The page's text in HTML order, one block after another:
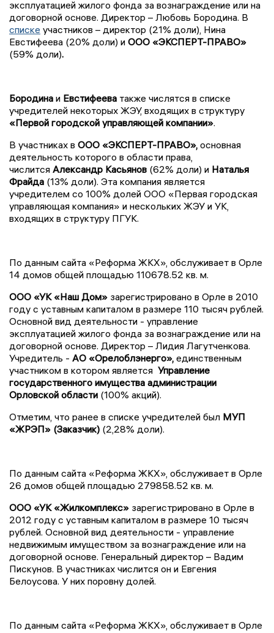
эксплуатацией жилого фонда за вознаграждение или на
договорной основе. Директор – Любовь Бородина. В
списке участников – директор (21% доли), Нина
Евстифеева (20% доли) и ООО «ЭКСПЕРТ-ПРАВО»
(59% доли).
Бородина и Евстифеева также числятся в списке
учредителей некоторых ЖЭУ, входящих в структуру
«Первой городской управляющей компании».
В участниках в ООО «ЭКСПЕРТ-ПРАВО», основная
деятельность которого в области права,
числится Александр Касьянов (62% доли) и Наталья
Фрайда (13% доли). Эта компания является
учредителем со 100% долей ООО «Первая городская
управляющая компания» и нескольких ЖЭУ и УК,
входящих в структуру ПГУК.
По данным сайта «Реформа ЖКХ», обслуживает в Орле
14 домов общей площадью 110678.52 кв. м.
ООО «УК «Наш Дом» зарегистрировано в Орле в 2010
году с уставным капиталом в размере 110 тысяч рублей.
Основной вид деятельности - управление
эксплуатацией жилого фонда за вознаграждение или на
договорной основе. Директор – Лидия Лагутченкова.
Учредитель - АО «Орелоблэнерго», единственным
участником в котором является Управление
государственного имущества администрации
Орловской области (100% акций).
Отметим, что ранее в списке учредителей был МУП
«ЖРЭП» (Заказчик) (2,28% доли).
По данным сайта «Реформа ЖКХ», обслуживает в Орле
26 домов общей площадью 279858.52 кв. м.
ООО «УК «Жилкомплекс» зарегистрировано в Орле в
2012 году с уставным капиталом в размере 10 тысяч
рублей. Основной вид деятельности - управление
недвижимым имуществом за вознаграждение или на
договорной основе. Генеральный директор – Вадим
Пискунов. В участниках числится он и Евгения
Белоусова. У них поровну долей.
По данным сайта «Реформа ЖКХ», обслуживает в Орле